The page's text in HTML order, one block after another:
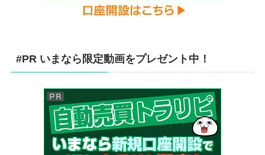
#PR いまなら限定動画をプレゼント中！